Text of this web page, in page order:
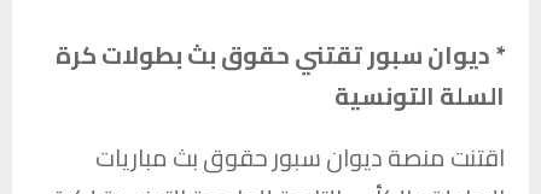
* ديوان سبور تقتني حقوق بث بطولات كرة
السلة التونسية
اقتنت منصةديوان سبورحقوق بث مباريات